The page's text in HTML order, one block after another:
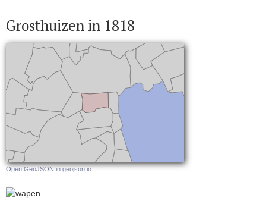
Grosthuizen in 1818
Open GeoJSON in geojson.io